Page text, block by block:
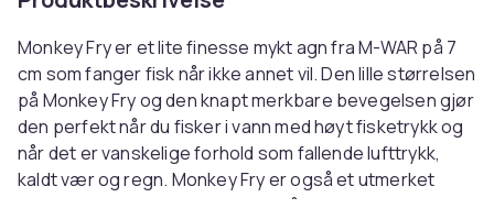
Monkey Fry er et lite finesse mykt agn fra M-WAR på 7
cm som fanger fisk når ikke annet vil. Den lille størrelsen
på Monkey Fry og den knapt merkbare bevegelsen gjør
den perfekt når du fisker i vann med høyt fisketrykk og
når det er vanskelige forhold som fallende lufttrykk,
kaldt vær og regn. Monkey Fry er også et utmerket